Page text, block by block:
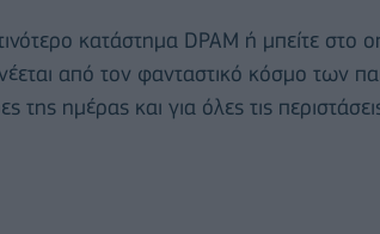
κατάστημα DPAM ή μπείτε στο
από τον φανταστικό κόσμο των
της ημέρας και για όλες τις